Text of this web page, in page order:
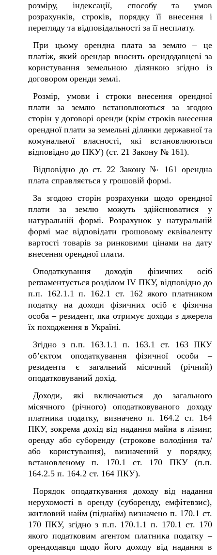
розміру, індексації, способу та умов
розрахунків, строків, порядку її внесення і
перегляду та відповідальності за її несплату.
При цьому орендна плата за землю – це
платіж, який орендар вносить орендодавцеві за
користування земельною ділянкою згідно із
договором оренди землі.
Розмір, умови і строки внесення орендної
плати за землю встановлюються за згодою
сторін у договорі оренди (крім строків внесення
орендної плати за земельні ділянки державної та
комунальної власності, які встановлюються
відповідно до ПКУ) (ст. 21 Закону № 161).
Відповідно до ст. 22 Закону № 161 орендна
плата справляється у грошовій формі.
За згодою сторін розрахунки щодо орендної
плати за землю можуть здійснюватися у
натуральній формі. Розрахунок у натуральній
формі має відповідати грошовому еквіваленту
вартості товарів за ринковими цінами на дату
внесення орендної плати.
Оподаткування доходів фізичних осіб
регламентується розділом IV ПКУ, відповідно до
п.п. 162.1.1 п. 162.1 ст. 162 якого платником
податку на доходи фізичних осіб є фізична
особа – резидент, яка отримує доходи з джерела
їх походження в Україні.
Згідно з п.п. 163.1.1 п. 163.1 ст. 163 ПКУ
об’єктом оподаткування фізичної особи –
резидента є загальний місячний (річний)
оподатковуваний дохід.
Доходи, які включаються до загального
місячного (річного) оподатковуваного доходу
платника податку, визначено п. 164.2 ст. 164
ПКУ, зокрема дохід від надання майна в лізинг,
оренду або суборенду (строкове володіння та/
або користування), визначений у порядку,
встановленому п. 170.1 ст. 170 ПКУ (п.п.
164.2.5 п. 164.2 ст. 164 ПКУ).
Порядок оподаткування доходу від надання
нерухомості в оренду (суборенду, емфітевзис),
житловий найм (піднайм) визначено п. 170.1 ст.
170 ПКУ, згідно з п.п. 170.1.1 п. 170.1 ст. 170
якого податковим агентом платника податку –
орендодавця щодо його доходу від надання в